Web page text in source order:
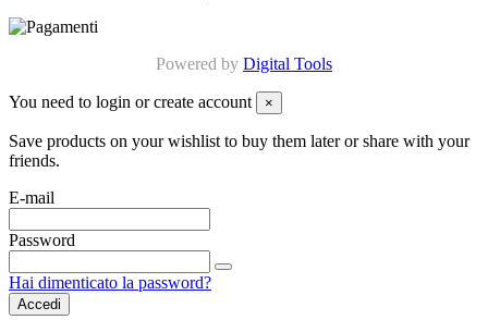
Powered by Digital Tools
You need to login or create account ×
Save products on your wishlist to buy them later or share with your
friends.
E-mail
Password
Hai dimenticato la password?
Accedi